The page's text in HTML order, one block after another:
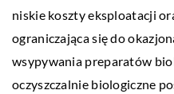
niskie koszty eksploatacji
ograniczająca się do
wsypywania preparatów
oczyszczalnie biologiczne